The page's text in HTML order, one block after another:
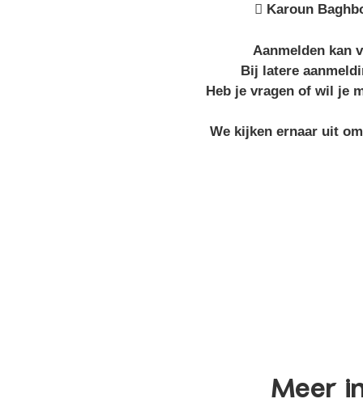
 Karoun
Aanmelden kan
Bij latere
Heb je vragen of wil je
We kijken ernaar uit
Meer